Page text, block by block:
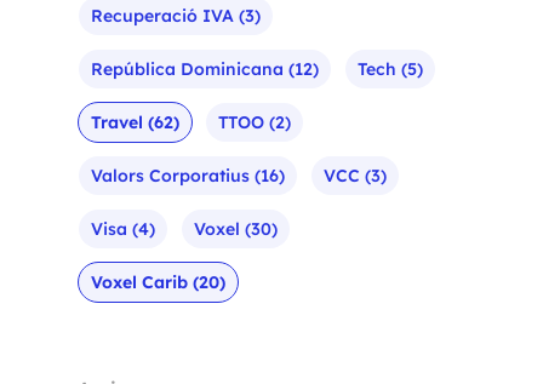
Recuperació IVA (3)
República Dominicana (12) Tech (5)
Travel (62) TTOO (2)
Valors Corporatius (16) VCC (3)
Visa (4) Voxel (30)
Voxel Carib (20)